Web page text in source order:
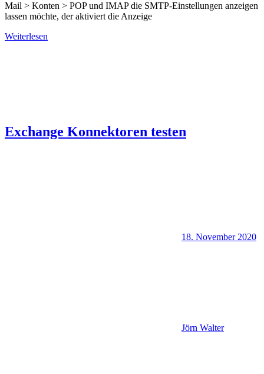
Mail > Konten > POP und IMAP die SMTP-Einstellungen anzeigen
lassen möchte, der aktiviert die Anzeige
Weiterlesen
Exchange Konnektoren testen
18. November 2020
Jörn Walter